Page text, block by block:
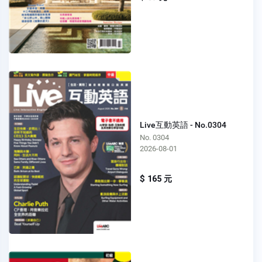
Live互動英語 - No.0304
No. 0304
2026-08-01
$ 165 元